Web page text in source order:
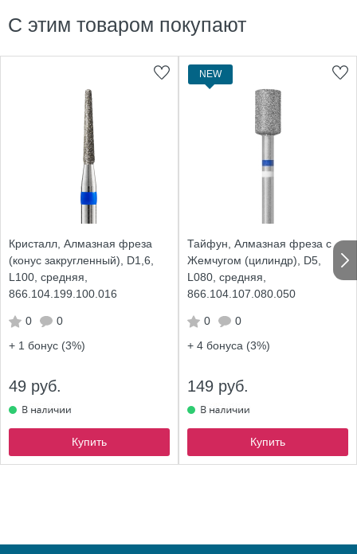
С этим товаром покупают
Кристалл, Алмазная фреза
(конус закругленный), D1,6,
L100, средняя,
866.104.199.100.016
0
0
+ 1 бонус (3%)
49 руб.
Купить
NEW
Тайфун, Алмазная фреза с
Жемчугом (цилиндр), D5,
L080, средняя,
866.104.107.080.050
0
0
+ 4 бонуса (3%)
149 руб.
Купить